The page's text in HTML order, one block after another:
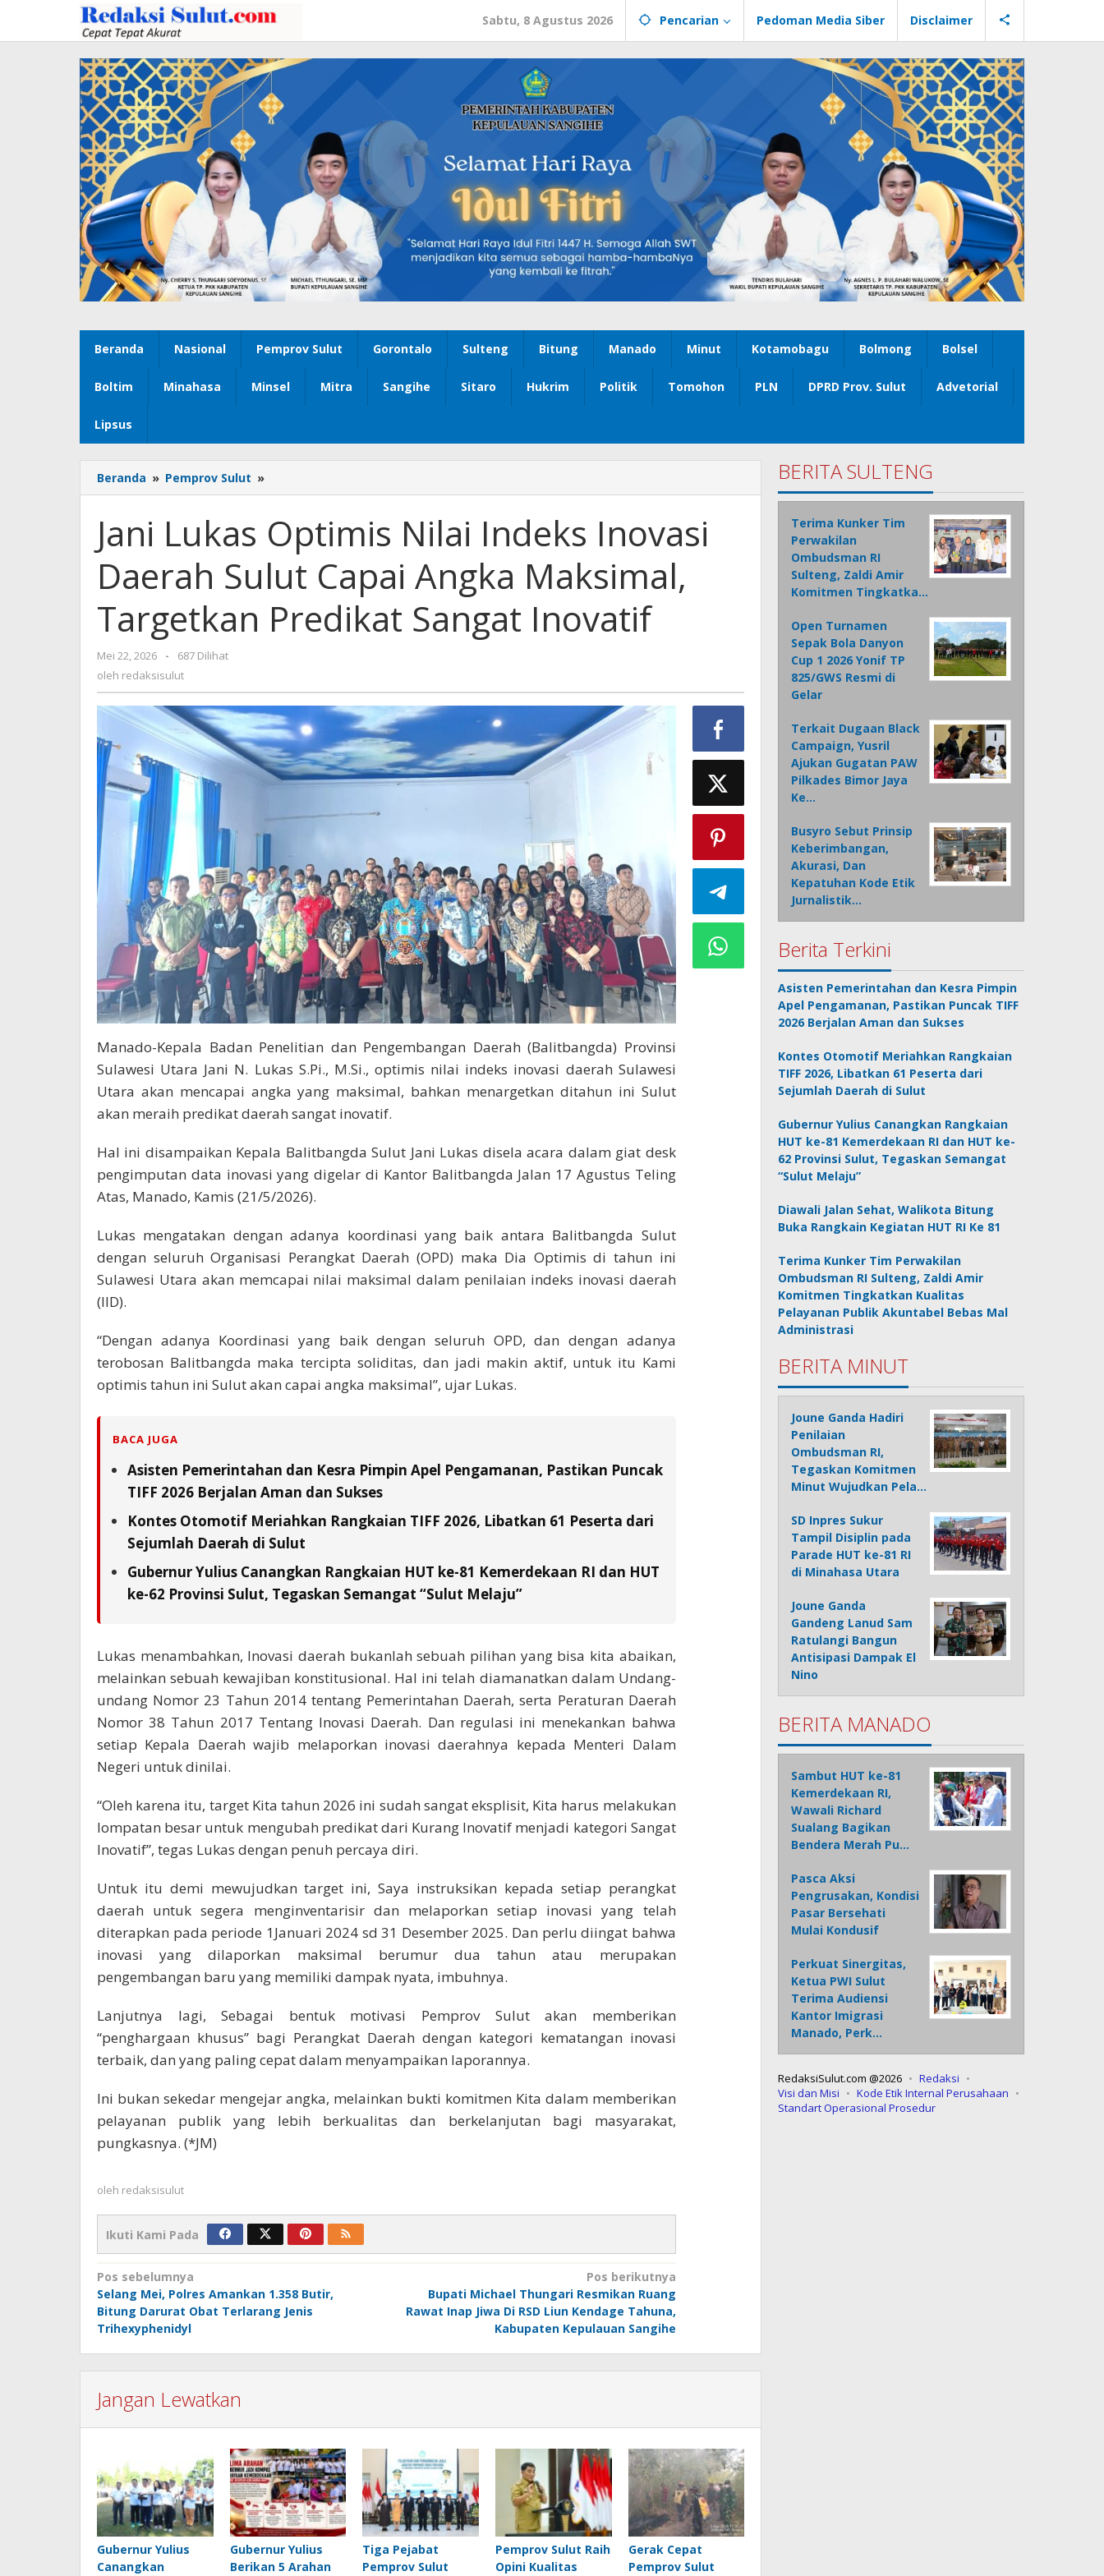
konten
Sabtu, 8 Agustus 2026 Pencarian Pedoman Media Siber Disclaimer
Beranda Nasional Pemprov Sulut Gorontalo Sulteng Bitung Manado Minut Kotamobagu Bolmong Bolsel
Boltim Minahasa Minsel Mitra Sangihe Sitaro Hukrim Politik Tomohon PLN DPRD Prov. Sulut Advetorial
Lipsus
Beranda » Pemprov Sulut »
Lukas
Nilai
Indeks
Inovasi
Daerah
Capai
Angka
Sangat
Inovatif
Jani Lukas Optimis Nilai Indeks Inovasi
Daerah Sulut Capai Angka Maksimal,
Targetkan Predikat Sangat Inovatif
Mei 22, 2026
oleh
redaksisulut
-
687 Dilihat
oleh redaksisulut
Manado-Kepala Badan Penelitian dan Pengembangan Daerah (Balitbangda) Provinsi
Sulawesi Utara Jani N. Lukas S.Pi., M.Si., optimis nilai indeks inovasi daerah Sulawesi
Utara akan mencapai angka yang maksimal, bahkan menargetkan ditahun ini Sulut
akan meraih predikat daerah sangat inovatif.
Hal ini disampaikan Kepala Balitbangda Sulut Jani Lukas disela acara dalam giat desk
pengimputan data inovasi yang digelar di Kantor Balitbangda Jalan 17 Agustus Teling
Atas, Manado, Kamis (21/5/2026).
Lukas mengatakan dengan adanya koordinasi yang baik antara Balitbangda Sulut
dengan seluruh Organisasi Perangkat Daerah (OPD) maka Dia Optimis di tahun ini
Sulawesi Utara akan memcapai nilai maksimal dalam penilaian indeks inovasi daerah
(IID).
“Dengan adanya Koordinasi yang baik dengan seluruh OPD, dan dengan adanya
terobosan Balitbangda maka tercipta soliditas, dan jadi makin aktif, untuk itu Kami
optimis tahun ini Sulut akan capai angka maksimal”, ujar Lukas.
BACA JUGA
Asisten Pemerintahan dan Kesra Pimpin Apel Pengamanan, Pastikan Puncak
TIFF 2026 Berjalan Aman dan Sukses
Kontes Otomotif Meriahkan Rangkaian TIFF 2026, Libatkan 61 Peserta dari
Sejumlah Daerah di Sulut
Gubernur Yulius Canangkan Rangkaian HUT ke-81 Kemerdekaan RI dan HUT
ke-62 Provinsi Sulut, Tegaskan Semangat “Sulut Melaju”
Lukas menambahkan, Inovasi daerah bukanlah sebuah pilihan yang bisa kita abaikan,
melainkan sebuah kewajiban konstitusional. Hal ini telah diamanatkan dalam Undang-
undang Nomor 23 Tahun 2014 tentang Pemerintahan Daerah, serta Peraturan Daerah
Nomor 38 Tahun 2017 Tentang Inovasi Daerah. Dan regulasi ini menekankan bahwa
setiap Kepala Daerah wajib melaporkan inovasi daerahnya kepada Menteri Dalam
Negeri untuk dinilai.
“Oleh karena itu, target Kita tahun 2026 ini sudah sangat eksplisit, Kita harus melakukan
lompatan besar untuk mengubah predikat dari Kurang Inovatif menjadi kategori Sangat
Inovatif”, tegas Lukas dengan penuh percaya diri.
Untuk itu demi mewujudkan target ini, Saya instruksikan kepada setiap perangkat
daerah untuk segera menginventarisir dan melaporkan setiap inovasi yang telah
diterapkan pada periode 1Januari 2024 sd 31 Desember 2025. Dan perlu diingat bahwa
inovasi yang dilaporkan maksimal berumur dua tahun atau merupakan
pengembangan baru yang memiliki dampak nyata, imbuhnya.
Lanjutnya lagi, Sebagai bentuk motivasi Pemprov Sulut akan memberikan
“penghargaan khusus” bagi Perangkat Daerah dengan kategori kematangan inovasi
terbaik, dan yang paling cepat dalam menyampaikan laporannya.
Ini bukan sekedar mengejar angka, melainkan bukti komitmen Kita dalam memberikan
pelayanan publik yang lebih berkualitas dan berkelanjutan bagi masyarakat,
pungkasnya. (*JM)
oleh redaksisulut
Ikuti Kami Pada
Navigasi
pos
Pos sebelumnya
Selang Mei, Polres Amankan 1.358 Butir,
Bitung Darurat Obat Terlarang Jenis
Trihexyphenidyl
Pos berikutnya
Bupati Michael Thungari Resmikan Ruang
Rawat Inap Jiwa Di RSD Liun Kendage Tahuna,
Kabupaten Kepulauan Sangihe
Jangan Lewatkan
Gubernur Yulius
Canangkan
Gubernur Yulius
Berikan 5 Arahan
Tiga Pejabat
Pemprov Sulut
Pemprov Sulut Raih
Opini Kualitas
Gerak Cepat
Pemprov Sulut
BERITA SULTENG
Terima Kunker Tim
Perwakilan
Ombudsman RI
Sulteng, Zaldi Amir
Komitmen Tingkatka…
Open Turnamen
Sepak Bola Danyon
Cup 1 2026 Yonif TP
825/GWS Resmi di
Gelar
Terkait Dugaan Black
Campaign, Yusril
Ajukan Gugatan PAW
Pilkades Bimor Jaya
Ke…
Busyro Sebut Prinsip
Keberimbangan,
Akurasi, Dan
Kepatuhan Kode Etik
Jurnalistik…
Berita Terkini
Asisten Pemerintahan dan Kesra Pimpin
Apel Pengamanan, Pastikan Puncak TIFF
2026 Berjalan Aman dan Sukses
Kontes Otomotif Meriahkan Rangkaian
TIFF 2026, Libatkan 61 Peserta dari
Sejumlah Daerah di Sulut
Gubernur Yulius Canangkan Rangkaian
HUT ke-81 Kemerdekaan RI dan HUT ke-
62 Provinsi Sulut, Tegaskan Semangat
“Sulut Melaju”
Diawali Jalan Sehat, Walikota Bitung
Buka Rangkain Kegiatan HUT RI Ke 81
Terima Kunker Tim Perwakilan
Ombudsman RI Sulteng, Zaldi Amir
Komitmen Tingkatkan Kualitas
Pelayanan Publik Akuntabel Bebas Mal
Administrasi
BERITA MINUT
Joune Ganda Hadiri
Penilaian
Ombudsman RI,
Tegaskan Komitmen
Minut Wujudkan Pela…
SD Inpres Sukur
Tampil Disiplin pada
Parade HUT ke-81 RI
di Minahasa Utara
Joune Ganda
Gandeng Lanud Sam
Ratulangi Bangun
Antisipasi Dampak El
Nino
BERITA MANADO
Sambut HUT ke-81
Kemerdekaan RI,
Wawali Richard
Sualang Bagikan
Bendera Merah Pu…
Pasca Aksi
Pengrusakan, Kondisi
Pasar Bersehati
Mulai Kondusif
Perkuat Sinergitas,
Ketua PWI Sulut
Terima Audiensi
Kantor Imigrasi
Manado, Perk…
RedaksiSulut.com @2026
Redaksi
Visi dan Misi
Kode Etik Internal Perusahaan
Standart Operasional Prosedur